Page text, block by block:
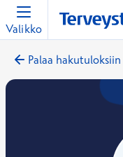
Valikko
Palaa hakutuloksiin